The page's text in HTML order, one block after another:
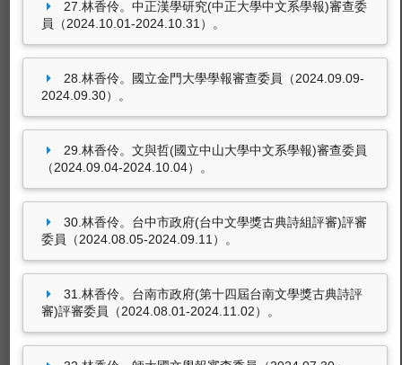
27.林香伶。中正漢學研究(中正大學中文系學報)審查委
員（2024.10.01-2024.10.31）。
28.林香伶。國立金門大學學報審查委員（2024.09.09-
2024.09.30）。
29.林香伶。文與哲(國立中山大學中文系學報)審查委員
（2024.09.04-2024.10.04）。
30.林香伶。台中市政府(台中文學獎古典詩組評審)評審
委員（2024.08.05-2024.09.11）。
31.林香伶。台南市政府(第十四屆台南文學獎古典詩評
審)評審委員（2024.08.01-2024.11.02）。